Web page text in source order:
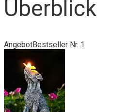
Überblick
AngebotBestseller Nr. 1